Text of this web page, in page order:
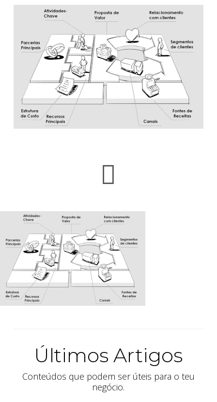
Últimos Artigos
Conteúdos que podem ser úteis para o teu
negócio.